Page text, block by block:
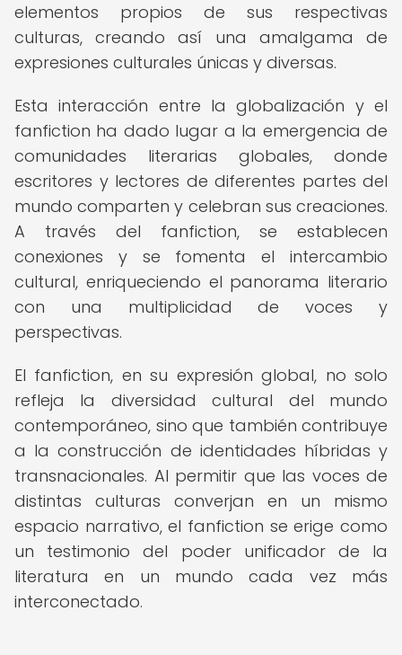
elementos propios de sus respectivas
culturas, creando así una amalgama de
expresiones culturales únicas y diversas.
Esta interacción entre la globalización y el
fanfiction ha dado lugar a la emergencia de
comunidades literarias globales, donde
escritores y lectores de diferentes partes del
mundo comparten y celebran sus creaciones.
A través del fanfiction, se establecen
conexiones y se fomenta el intercambio
cultural, enriqueciendo el panorama literario
con una multiplicidad de voces y
perspectivas.
El fanfiction, en su expresión global, no solo
refleja la diversidad cultural del mundo
contemporáneo, sino que también contribuye
a la construcción de identidades híbridas y
transnacionales. Al permitir que las voces de
distintas culturas converjan en un mismo
espacio narrativo, el fanfiction se erige como
un testimonio del poder unificador de la
literatura en un mundo cada vez más
interconectado.